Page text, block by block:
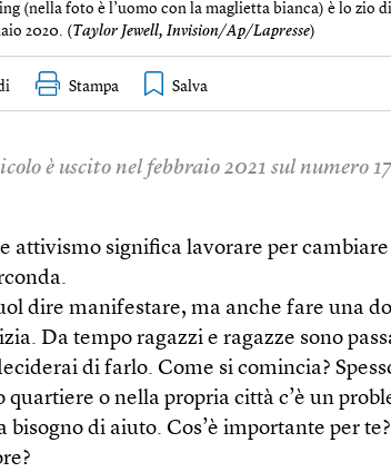
(nella foto è l’uomo con la maglietta bianca) è lo zio
2020. (Taylor Jewell, Invision/Ap/Lapresse)
Stampa
è uscito nel febbraio 2021 sul numero
attivismo significa lavorare per
dire manifestare, ma anche fare una
Da tempo ragazzi e ragazze sono
di farlo. Come si comincia?
quartiere o nella propria città c’è un
bisogno di aiuto. Cos’è importante per